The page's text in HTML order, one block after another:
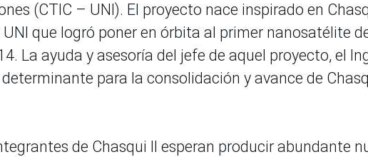
(CTIC – UNI). El proyecto nace inspirado en
que logró poner en órbita al primer nanosatélite
La ayuda y asesoría del jefe de aquel proyecto, el
para la consolidación y avance de
de Chasqui II esperan producir abundante